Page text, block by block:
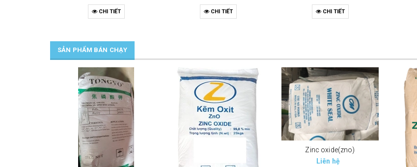
CHI TIẾT CHI TIẾT CHI TIẾT
SẢN PHẨM BÁN CHẠY
Zinc oxide(zno)
Liên hệ